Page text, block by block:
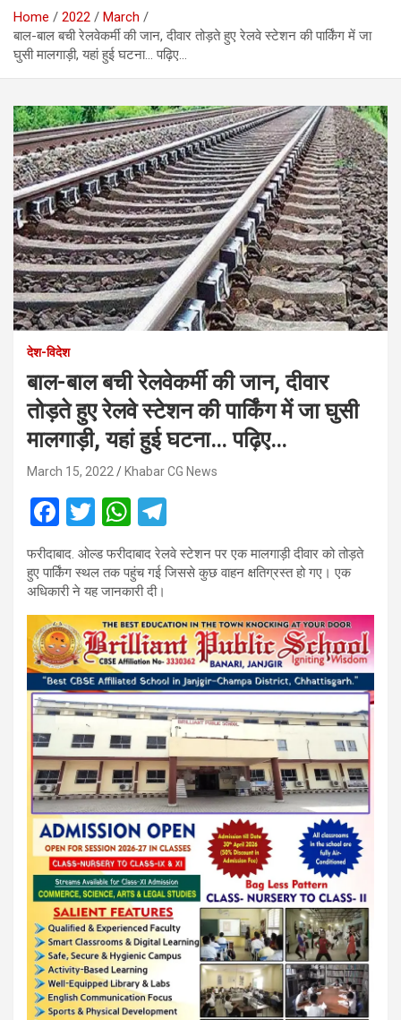
Home 2022
March
बाल-बाल बची रेलवेकर्मी की जान, दीवार तोड़ते हुए रेलवे स्टेशन की पार्किंग में जा
घुसी मालगाड़ी, यहां हुई घटना… पढ़िए…
देश-विदेश
बाल-बाल बची रेलवेकर्मी की जान, दीवार
तोड़ते हुए रेलवे स्टेशन की पार्किंग में जा घुसी
मालगाड़ी, यहां हुई घटना… पढ़िए…
March 15, 2022 Khabar CG News
F
a
ce
b
o
o
k
T
wi
tt
er
W
h
at
s
A
p
p
el
e
a
m
फरीदाबाद. ओल्ड फरीदाबाद रेलवे स्टेशन पर एक मालगाड़ी दीवार को तोड़ते
हुए पार्किंग स्थल तक पहुंच गई जिससे कुछ वाहन क्षतिग्रस्त हो गए। एक
अधिकारी ने यह जानकारी दी।